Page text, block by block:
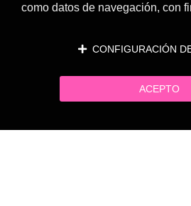
como datos de navegación, con
CONFIGURACIÓN
ACEPTO